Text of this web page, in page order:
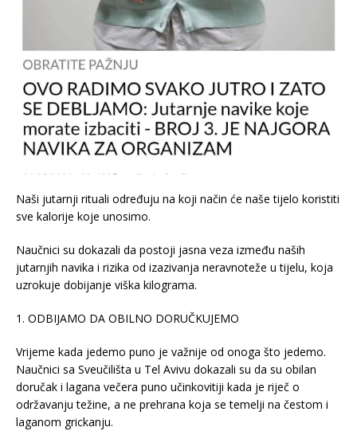
Naši jutarnji rituali određuju na koji način će naše tijelo koristiti
sve kalorije koje unosimo.
Naučnici su dokazali da postoji jasna veza između naših
jutarnjih navika i rizika od izazivanja neravnoteže u tijelu, koja
uzrokuje dobijanje viška kilograma.
1. ODBIJAMO DA OBILNO DORUČKUJEMO
Vrijeme kada jedemo puno je važnije od onoga što jedemo.
Naučnici sa Sveučilišta u Tel Avivu dokazali su da su obilan
doručak i lagana večera puno učinkovitiji kada je riječ o
održavanju težine, a ne prehrana koja se temelji na čestom i
laganom grickanju.